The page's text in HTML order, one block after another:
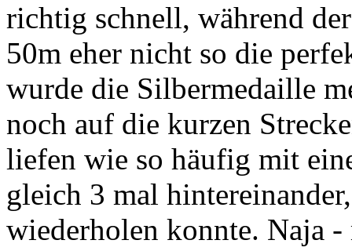
richtig schnell, während
50m eher nicht so die
wurde die Silbermedaille
noch auf die kurzen
liefen wie so häufig mit
gleich 3 mal
wiederholen konnte. Naja